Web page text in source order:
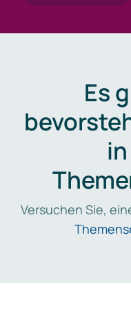
Es
Versuchen Sie,